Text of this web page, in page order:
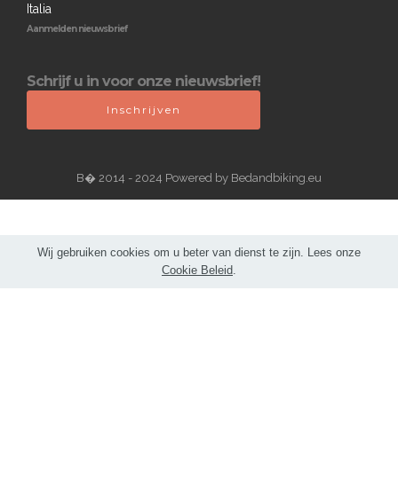
Italia
Aanmelden nieuwsbrief
Schrijf u in voor onze nieuwsbrief!
Inschrijven
В� 2014 - 2024 Powered by Bedandbiking.eu
Wij gebruiken cookies om u beter van dienst te zijn. Lees onze
Cookie Beleid.